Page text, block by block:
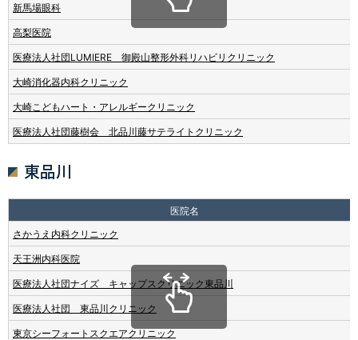
新馬場眼科
高梨医院
医療法人社団LUMIERE 御殿山整形外科リハビリクリニック
大崎消化器内科クリニック
大崎こどもハート・アレルギークリニック
医療法人社団藤樹会 北品川藤サテライトクリニック
東品川
医院名
さかうえ内科クリニック
天王洲内科医院
医療法人社団ナイズ キャップスクリニック東品川
医療法人社団 東品川クリニック
東京シーフォートスクエアクリニック